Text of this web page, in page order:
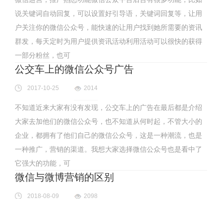
说关键词自动回复，可以设置好引导语，关键词回复等，让用
户关注你的微信公众号，能快速的让用户找到她所需要的资讯
群发，每天定时为用户提供资讯活动利用活动可以很快的获得
一部分粉丝，也可
公交车上的微信公众号广告
2017-10-25 2014
不知道近来大家有没有发现，公交车上的广告在最后都是介绍
大家去加他们的微信公众号，也不知道从何时起，不管大小的
企业，都拥有了他们自己的微信公众号，这是一种潮流，也是
一种推广，营销的渠道。我想大家选择微信公众号也是看中了
它强大的功能，可
微信与微博营销的区别
2018-08-09 2098